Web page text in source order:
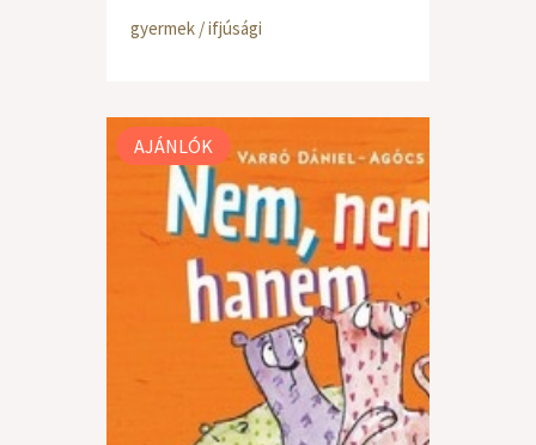
gyermek / ifjúsági
AJÁNLÓK